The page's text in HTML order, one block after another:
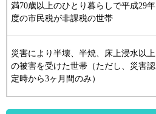
満70歳以上のひとり暮らしで平成29年
度の市民税が非課税の世帯
災害により半壊、半焼、床上浸水以上
の被害を受けた世帯（ただし、災害認
定時から3ヶ月間のみ）